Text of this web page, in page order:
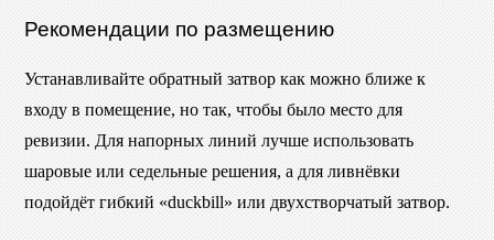
Рекомендации по размещению
Устанавливайте обратный затвор как можно ближе к
входу в помещение, но так, чтобы было место для
ревизии. Для напорных линий лучше использовать
шаровые или седельные решения, а для ливнёвки
подойдёт гибкий «duckbill» или двухстворчатый затвор.